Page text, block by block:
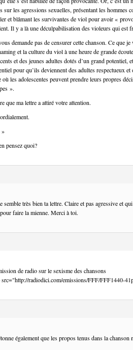
sur les agressions sexuelles, présentant les hommes
et blâmant les survivantes de viol pour avoir «
Il y a là une déculpabilisation des violeurs qui est
demande pas de censurer cette chanson. Ce que
et la culture du viol à une heure de grande
et des jeunes adultes dotés d’un grand potentiel,
pour qu’ils deviennent des adultes respectueux
où les adolescentes peuvent prendre leurs propres
».
que ma lettre a attiré votre attention.
»
pensez quoi?
semble très bien ta lettre. Claire et pas agressive et
faire la mienne. Merci à toi.
de radio sur le sexisme des chansons
src="http://radiodici.com/emissions/FFF/FFF1440-
également que les propos tenus dans la chanson